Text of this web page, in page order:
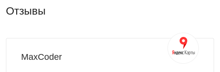
Некоторые преимущества контейнера
Отзывы
MaxCoder